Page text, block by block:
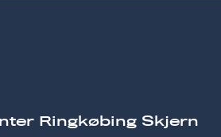
Ringkøbing Skjern